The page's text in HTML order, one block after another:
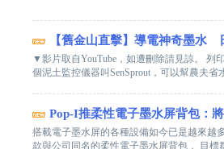
【舊金山直擊】導電神奇墨水
▼影片取自YouTube，如遭刪除請見諒。 列
個泥土監控儀器叫SenSprout，可以幫農夫省
Pop-I推柔性電子墨水屏背包：
搭載電子墨水屏的各種設備如今已是越來越
款與公司同名的柔性電子墨水屏背包， 目標